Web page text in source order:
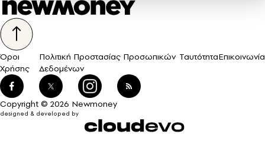
Όροι
Χρήσης
Πολιτική Προστασίας Προσωπικών
Δεδομένων
ΤαυτότηταΕπικοινωνία
Copyright © 2026 Newmoney
designed & developed by